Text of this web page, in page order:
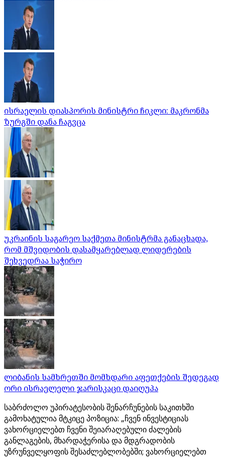
ისრაელის დიასპორის მინისტრი ჩიკლი: მაკრონმა
ზურგში დანა ჩაგვცა
უკრაინის საგარეო საქმეთა მინისტრმა განაცხადა,
რომ მშვიდობის დასამყარებლად ლიდერების
შეხვედრაა საჭირო
ლიბანის სამხრეთში მომხდარი აფეთქების შედეგად
ორი ისრაელელი ჯარისკაცი დაიღუპა
საბრძოლო უპირატესობის შენარჩუნების საკითხში
გამოხატულია მტკიცე პოზიცია: „ჩვენ ინვესტიციას
ვახორციელებთ ჩვენი შეიარაღებული ძალების
განლაგების, მხარდაჭერისა და მდგრადობის
უზრუნველყოფის შესაძლებლობებში; ვახორციელებთ